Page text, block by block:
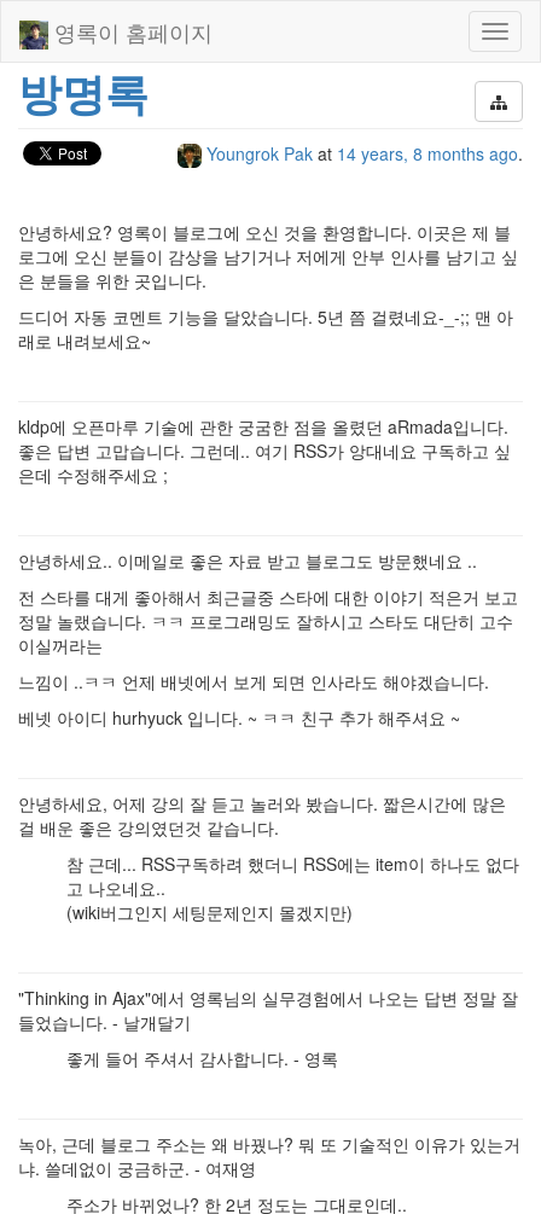
영록이 홈페이지
방명록
Youngrok Pak at 14 years, 8 months ago.
안녕하세요? 영록이 블로그에 오신 것을 환영합니다. 이곳은 제 블
로그에 오신 분들이 감상을 남기거나 저에게 안부 인사를 남기고 싶
은 분들을 위한 곳입니다.
드디어 자동 코멘트 기능을 달았습니다. 5년 쯤 걸렸네요-_-;; 맨 아
래로 내려보세요~
kldp에 오픈마루 기술에 관한 궁굼한 점을 올렸던 aRmada입니다.
좋은 답변 고맙습니다. 그런데.. 여기 RSS가 앙대네요 구독하고 싶
은데 수정해주세요 ;
안녕하세요.. 이메일로 좋은 자료 받고 블로그도 방문했네요 ..
전 스타를 대게 좋아해서 최근글중 스타에 대한 이야기 적은거 보고
정말 놀랬습니다. ㅋㅋ 프로그래밍도 잘하시고 스타도 대단히 고수
이실꺼라는
느낌이 ..ㅋㅋ 언제 배넷에서 보게 되면 인사라도 해야겠습니다.
베넷 아이디 hurhyuck 입니다. ~ ㅋㅋ 친구 추가 해주셔요 ~
안녕하세요, 어제 강의 잘 듣고 놀러와 봤습니다. 짧은시간에 많은
걸 배운 좋은 강의였던것 같습니다.
참 근데... RSS구독하려 했더니 RSS에는 item이 하나도 없다
고 나오네요..
(wiki버그인지 세팅문제인지 몰겠지만)
"Thinking in Ajax"에서 영록님의 실무경험에서 나오는 답변 정말 잘
들었습니다. - 날개달기
좋게 들어 주셔서 감사합니다. - 영록
녹아, 근데 블로그 주소는 왜 바꿨나? 뭐 또 기술적인 이유가 있는거
냐. 쓸데없이 궁금하군. - 여재영
주소가 바뀌었나? 한 2년 정도는 그대로인데..